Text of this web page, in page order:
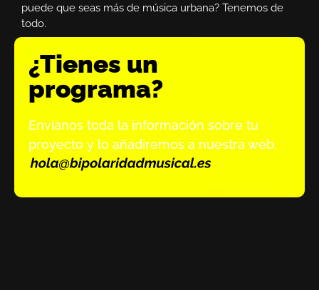
puede que seas más de música urbana? Tenemos de
todo.
¿Tienes un
programa?
Envíanos toda la información sobre tu
proyecto y lo añadiremos a nuestra web.